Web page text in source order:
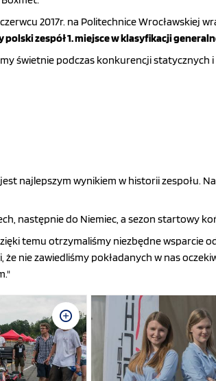
2017r. na Politechnice Wrocławskiej
zespół 1. miejsce w klasyfikacji
świetnie podczas konkurencji
najlepszym wynikiem w historii zespołu.
następnie do Niemiec, a sezon startowy
temu otrzymaliśmy niezbędne
nie zawiedliśmy pokładanych w nas